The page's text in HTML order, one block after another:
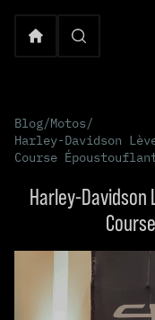
Blog/Motos/
Harley-Davidson
Course
Harley-Davidson